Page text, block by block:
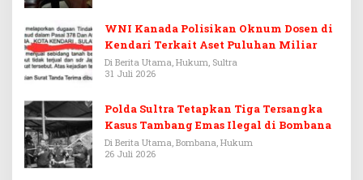
WNI Kanada Polisikan Oknum Dosen di
Kendari Terkait Aset Puluhan Miliar
Di Berita Utama, Hukum, Sultra
31 Juli 2026
Polda Sultra Tetapkan Tiga Tersangka
Kasus Tambang Emas Ilegal di Bombana
Di Berita Utama, Bombana, Hukum
26 Juli 2026